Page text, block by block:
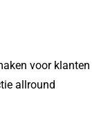
voor klanten
allround